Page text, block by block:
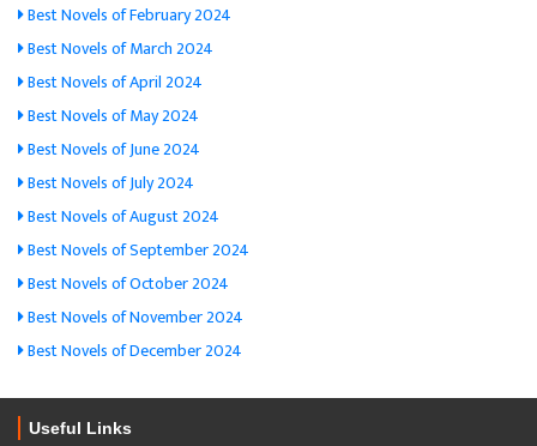
Best Novels of February 2024
Best Novels of March 2024
Best Novels of April 2024
Best Novels of May 2024
Best Novels of June 2024
Best Novels of July 2024
Best Novels of August 2024
Best Novels of September 2024
Best Novels of October 2024
Best Novels of November 2024
Best Novels of December 2024
Useful Links